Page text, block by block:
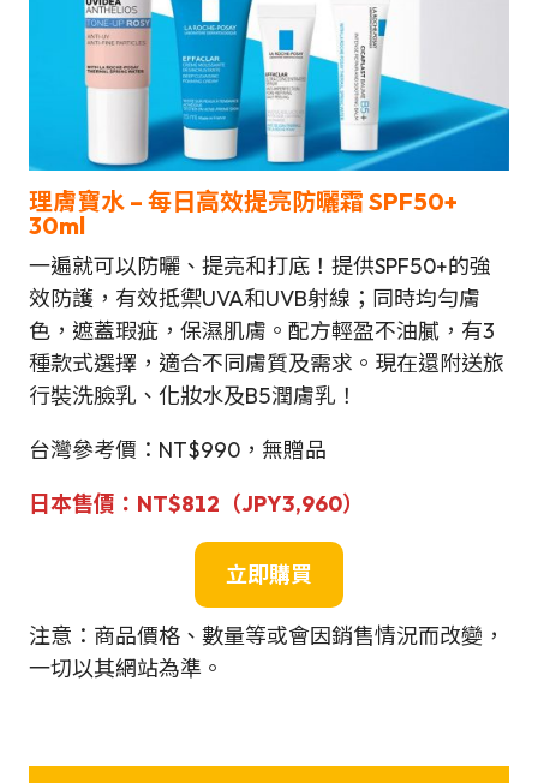
理膚寶水 – 每日高效提亮防曬霜 SPF50+
30ml
一遍就可以防曬、提亮和打底！提供SPF50+的強
效防護，有效抵禦UVA和UVB射線；同時均勻膚
色，遮蓋瑕疵，保濕肌膚。配方輕盈不油膩，有3
種款式選擇，適合不同膚質及需求。現在還附送旅
行裝洗臉乳、化妝水及B5潤膚乳！
台灣參考價：NT$990，無贈品
日本售價： NT$812 （JPY3,960）
立即購買
注意：商品價格、數量等或會因銷售情況而改變，
一切以其網站為準。